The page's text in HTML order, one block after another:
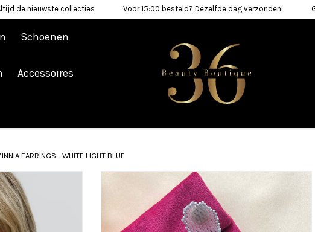
de nieuwste collecties Voor 15:00 besteld? Dezelfde dag verzonden!
Schoenen
Accessoires
EARRINGS - WHITE LIGHT BLUE